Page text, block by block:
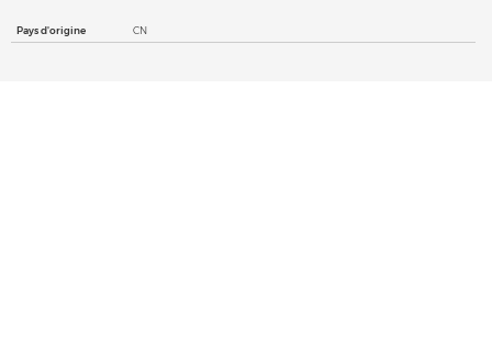
Pays d'origine CN